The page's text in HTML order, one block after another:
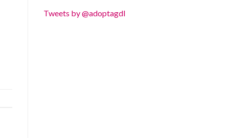
Tweets by @adoptagdl